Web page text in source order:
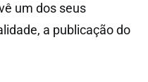
um dos seus
a publicação do